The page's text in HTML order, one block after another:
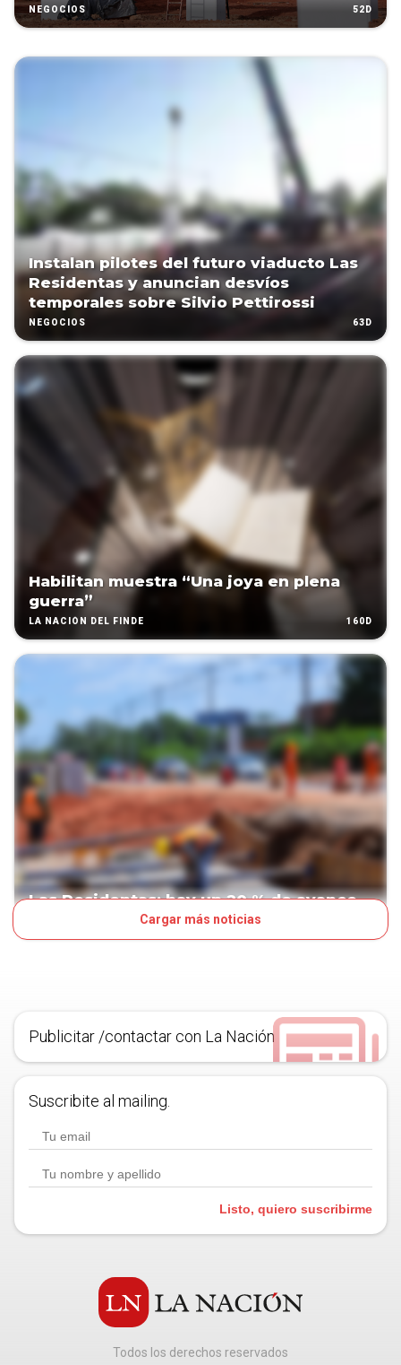
NEGOCIOS 52D
Instalan pilotes del futuro viaducto Las
Residentas y anuncian desvíos
temporales sobre Silvio Pettirossi
NEGOCIOS 63D
Habilitan muestra “Una joya en plena
guerra”
LA NACIÓN DEL FINDE 160D
Las Residentas: hay un 20 % de avance
Cargar más noticias
Publicitar /contactar con La Nación
Suscribite al mailing.
Listo, quiero suscribirme
Todos los derechos reservados